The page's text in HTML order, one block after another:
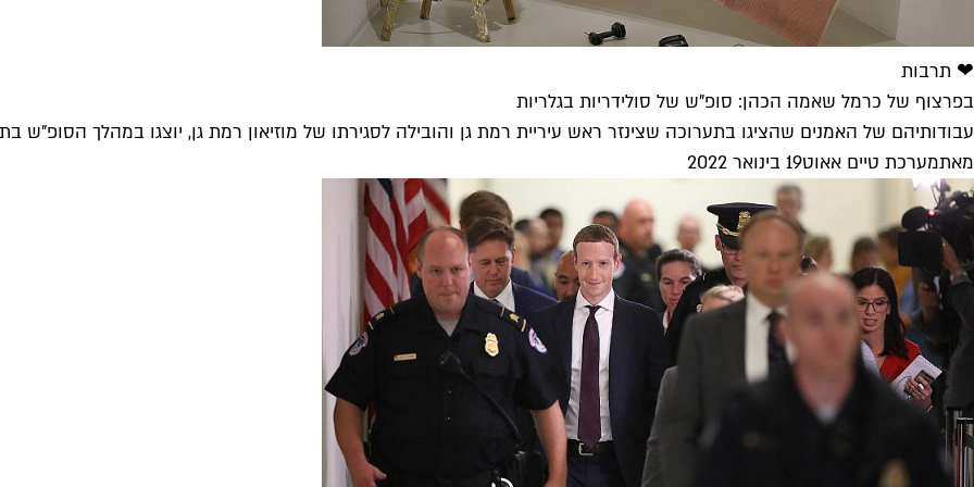
❤ תרבות
בפרצוף של כרמל שאמה הכהן: סופ"ש של סולידריות בגלריות
עבודותיהם של האמנים שהציגו בתערוכה שצינזר ראש עיריית רמת גן והובילה לסגירתו של מוזיאון רמת גן, יוצגו במהלך הסופ"ש
מאתמערכת טיים אאוט19 בינואר 2022